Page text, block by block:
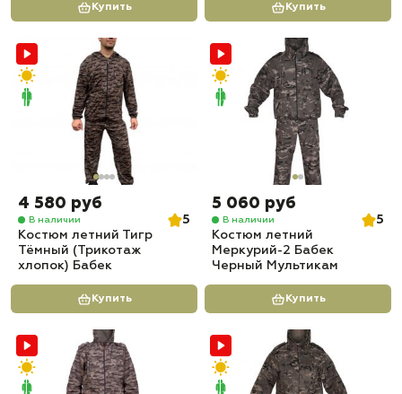
Купить Купить
4 580 руб
В наличии
5
Костюм летний Тигр
Тёмный (Трикотаж
хлопок) Бабек
Купить
5 060 руб
В наличии
5
Костюм летний
Меркурий-2 Бабек
Черный Мультикам
Купить